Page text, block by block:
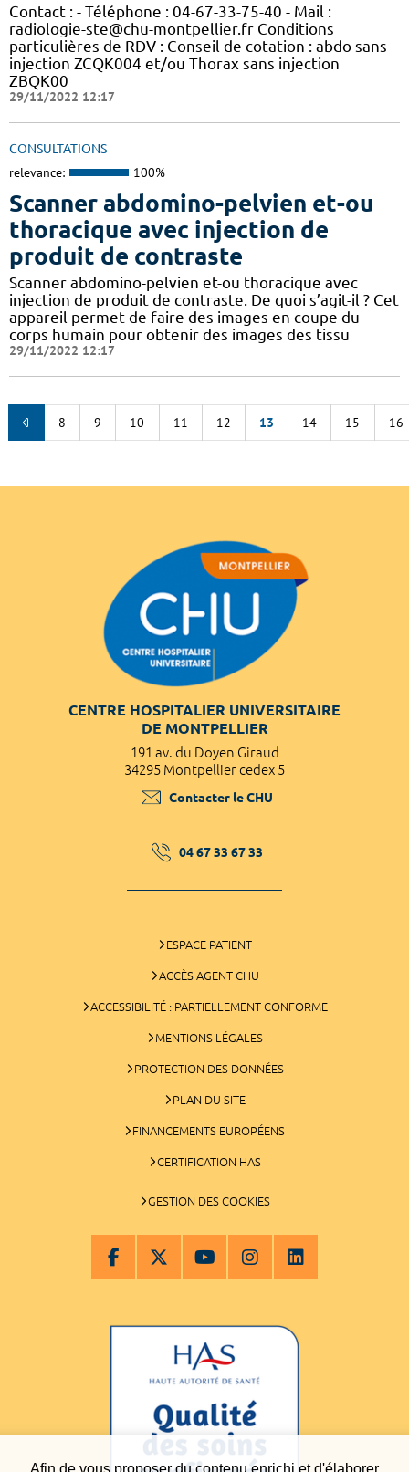
Afin de vous proposer du contenu enrichi et d'élaborer
Contact : - Téléphone : 04-67-33-75-40 - Mail :
radiologie-ste@chu-montpellier.fr Conditions
particulières de RDV : Conseil de cotation : abdo sans
injection ZCQK004 et/ou Thorax sans injection
ZBQK00
29/11/2022 12:17
CONSULTATIONS
relevance: 100%
Scanner abdomino-pelvien et-ou
thoracique avec injection de
produit de contraste
Scanner abdomino-pelvien et-ou thoracique avec
injection de produit de contraste. De quoi s’agit-il ? Cet
appareil permet de faire des images en coupe du
corps humain pour obtenir des images des tissu
29/11/2022 12:17
8 9 10 11 12 13 14 15 16
CENTRE HOSPITALIER UNIVERSITAIRE
DE MONTPELLIER
191 av. du Doyen Giraud
34295 Montpellier cedex 5
Contacter le CHU
04 67 33 67 33
ESPACE PATIENT
ACCÈS AGENT CHU
ACCESSIBILITÉ : PARTIELLEMENT CONFORME
MENTIONS LÉGALES
PROTECTION DES DONNÉES
PLAN DU SITE
FINANCEMENTS EUROPÉENS
CERTIFICATION HAS
GESTION DES COOKIES